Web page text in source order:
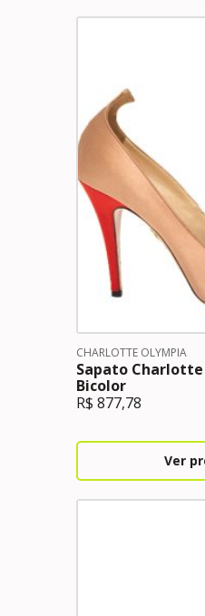
CHARLOTTE OLYMPIA
Sapato
Bicolor
R$ 877,78
Ver